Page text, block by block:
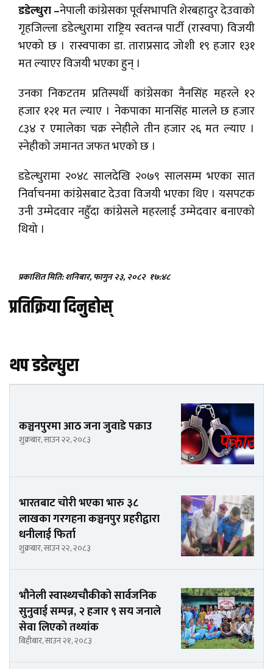
डडेल्धुरा –नेपाली कांग्रेसका पूर्वसभापति शेरबहादुर देउवाको
गृहजिल्ला डडेल्धुरामा राष्ट्रिय स्वतन्त्र पार्टी (रास्वपा) विजयी
भएको छ । रास्वपाका डा. ताराप्रसाद जोशी १९ हजार १३१
मत ल्याएर विजयी भएका हुन् ।
उनका निकटतम प्रतिस्पर्धी कांग्रेसका नैनसिंह महरले १२
हजार १२१ मत ल्याए । नेकपाका मानसिंह मालले छ हजार
८३४ र एमालेका चक्र स्नेहीले तीन हजार २६ मत ल्याए ।
स्नेहीको जमानत जफत भएको छ ।
डडेल्धुरामा २०४८ सालदेखि २०७९ सालसम्म भएका सात
निर्वाचनमा कांग्रेसबाट देउवा विजयी भएका थिए । यसपटक
उनी उम्मेदवार नहुँदा कांग्रेसले महरलाई उम्मेदवार बनाएको
थियो ।
प्रकाशित मिति: शनिबार, फागुन २३, २०८२ १७:४८
प्रतिक्रिया दिनुहोस्
थप डडेल्धुरा
कञ्चनपुरमा आठ जना जुवाडे पक्राउ
शुक्रबार, साउन २२, २०८३
भारतबाट चोरी भएका भारु ३८
लाखका गरगहना कञ्चनपुर प्रहरीद्वारा
धनीलाई फिर्ता
शुक्रबार, साउन २२, २०८३
भौनेली स्वास्थ्यचौकीको सार्वजनिक
सुनुवाई सम्पन्न, २ हजार ९ सय जनाले
सेवा लिएको तथ्यांक
बिहीबार, साउन २१, २०८३